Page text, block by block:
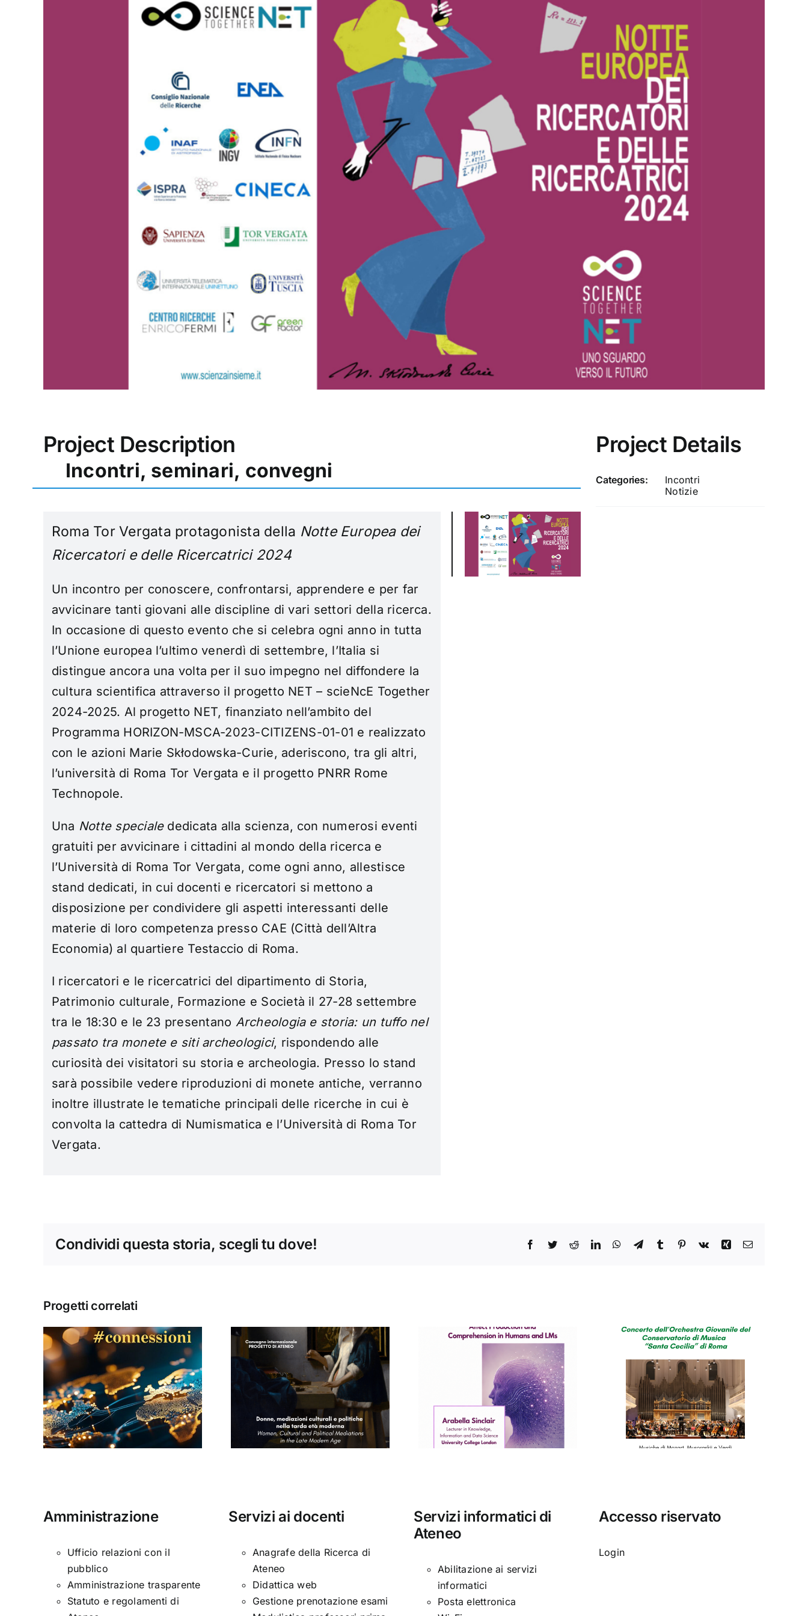
Project Description
Incontri, seminari, convegni
Roma Tor Vergata protagonista della Notte Europea dei
Ricercatori e delle Ricercatrici 2024
Un incontro per conoscere, confrontarsi, apprendere e per far
avvicinare tanti giovani alle discipline di vari settori della ricerca.
In occasione di questo evento che si celebra ogni anno in tutta
l’Unione europea l’ultimo venerdì di settembre, l’Italia si
distingue ancora una volta per il suo impegno nel diffondere la
cultura scientifica attraverso il progetto NET – scieNcE Together
2024-2025. Al progetto NET, finanziato nell’ambito del
Programma HORIZON-MSCA-2023-CITIZENS-01-01 e realizzato
con le azioni Marie Skłodowska-Curie, aderiscono, tra gli altri,
l’università di Roma Tor Vergata e il progetto PNRR Rome
Technopole.
Una Notte specialededicata alla scienza, con numerosi eventi
gratuiti per avvicinare i cittadini al mondo della ricerca e
l’Università di Roma Tor Vergata, come ogni anno, allestisce
stand dedicati, in cui docenti e ricercatori si mettono a
disposizione per condividere gli aspetti interessanti delle
materie di loro competenza presso CAE (Città dell’Altra
Economia) al quartiere Testaccio di Roma.
I ricercatori e le ricercatrici del dipartimento di Storia,
Patrimonio culturale, Formazione e Società il 27-28 settembre
tra le 18:30 e le 23 presentano Archeologia e storia: un tuffo nel
passato tra monete e siti archeologici, rispondendo alle
curiosità dei visitatori su storia e archeologia. Presso lo stand
sarà possibile vedere riproduzioni di monete antiche, verranno
inoltre illustrate le tematiche principali delle ricerche in cui è
convolta la cattedra di Numismatica e l’Università di Roma Tor
Vergata.
Project Details
Categories:
Incontri
Notizie
Condividi questa storia, scegli tu dove! Facebook
TwitterRedditLinkedInWhatsApp
TelegramTumblr Pinterest
Vk Xing Email
Progetti correlati
Donne, mediazioni
culturali e politiche
nella tarda età
moderna
Seminario di
Arabella Sinclair
Concerto del
Conservatorio di
“Santa Cecilia”
Amministrazione
Ufficio relazioni con il
pubblico
Amministrazione trasparente
Statuto e regolamenti di
Servizi ai docenti
Anagrafe della Ricerca di
Ateneo
Didattica web
Gestione prenotazione esami
Servizi informatici di
Ateneo
Abilitazione ai servizi
informatici
Posta elettronica
Accesso riservato
Login